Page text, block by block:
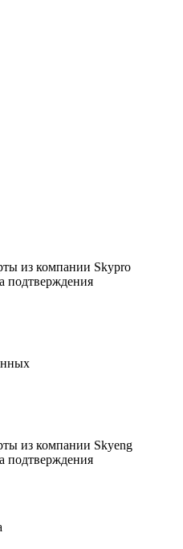
из компании Skypro
из компании Skyeng